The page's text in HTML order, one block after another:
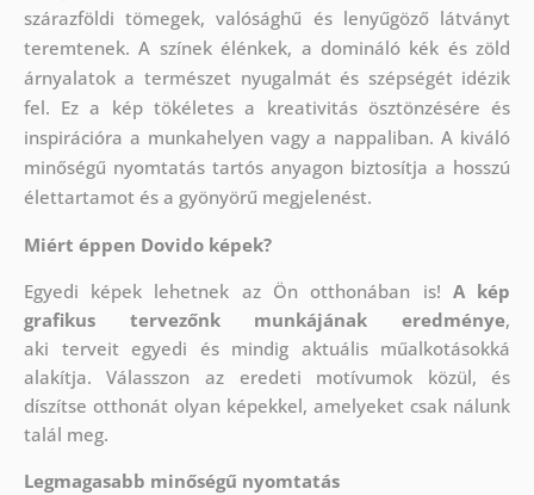
szárazföldi tömegek, valósághű és lenyűgöző látványt
teremtenek. A színek élénkek, a domináló kék és zöld
árnyalatok a természet nyugalmát és szépségét idézik
fel. Ez a kép tökéletes a kreativitás ösztönzésére és
inspirációra a munkahelyen vagy a nappaliban. A kiváló
minőségű nyomtatás tartós anyagon biztosítja a hosszú
élettartamot és a gyönyörű megjelenést.
Miért éppen Dovido képek?
Egyedi képek lehetnek az Ön otthonában is! A kép
grafikus tervezőnk munkájának eredménye,
aki terveit egyedi és mindig aktuális műalkotásokká
alakítja. Válasszon az eredeti motívumok közül, és
díszítse otthonát olyan képekkel, amelyeket csak nálunk
talál meg.
Legmagasabb minőségű nyomtatás